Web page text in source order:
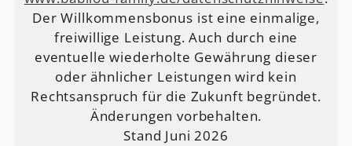
Der Willkommensbonus ist eine einmalige,
freiwillige Leistung. Auch durch eine
eventuelle wiederholte Gewährung dieser
oder ähnlicher Leistungen wird kein
Rechtsanspruch für die Zukunft begründet.
Änderungen vorbehalten.
Stand Juni 2026